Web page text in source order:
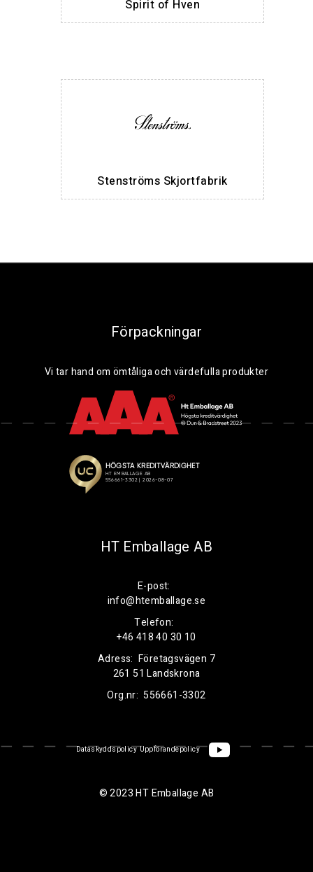
Spirit of Hven
Stenströms Skjortfabrik
Förpackningar
Vi tar hand om ömtåliga och värdefulla produkter
HT Emballage AB
E-post:
info@htemballage.se
Telefon:
+46 418 40 30 10
Adress: Företagsvägen 7
261 51 Landskrona
Org.nr: 556661-3302
Dataskyddspolicy Uppförandepolicy
© 2023 HT Emballage AB